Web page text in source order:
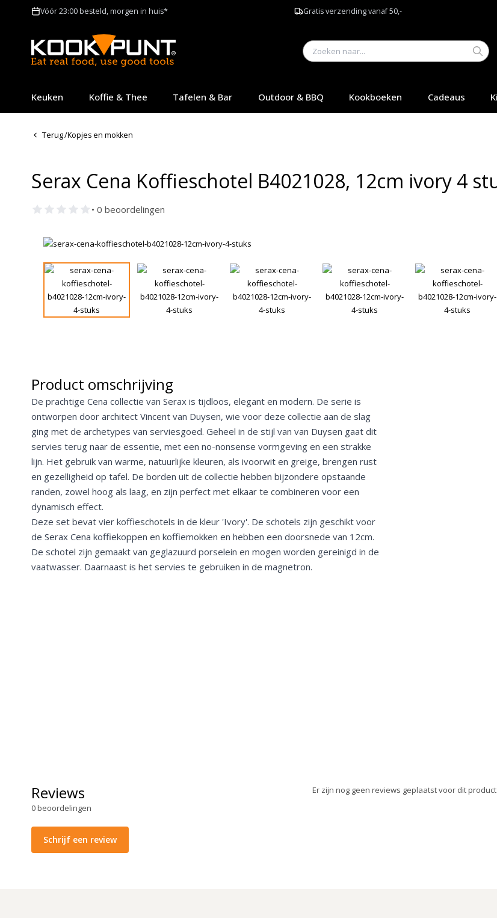
Vóór 23:00 besteld, morgen in huis* Gratis verzending vanaf 50,-
Keuken Koffie & Thee Tafelen & Bar Outdoor & BBQ Kookboeken Cadeaus
Terug/Kopjes en mokken
Serax Cena Koffieschotel B4021028, 12cm ivory 4
• 0 beoordelingen
Product omschrijving
De prachtige Cena collectie van Serax is tijdloos, elegant en modern. De serie is
ontworpen door architect Vincent van Duysen, wie voor deze collectie aan de slag
ging met de archetypes van serviesgoed. Geheel in de stijl van van Duysen gaat dit
servies terug naar de essentie, met een no-nonsense vormgeving en een strakke
lijn. Het gebruik van warme, natuurlijke kleuren, als ivoorwit en greige, brengen rust
en gezelligheid op tafel. De borden uit de collectie hebben bijzondere opstaande
randen, zowel hoog als laag, en zijn perfect met elkaar te combineren voor een
dynamisch effect.
Deze set bevat vier koffieschotels in de kleur 'Ivory'. De schotels zijn geschikt voor
de Serax Cena koffiekoppen en koffiemokken en hebben een doorsnede van 12cm.
De schotel zijn gemaakt van geglazuurd porselein en mogen worden gereinigd in de
vaatwasser. Daarnaast is het servies te gebruiken in de magnetron.
Reviews
0beoordelingen
Schrijf een review
Er zijn nog geen reviews geplaatst voor dit product.